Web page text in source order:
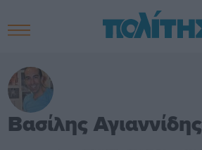
Βασίλης Αγιαννίδης